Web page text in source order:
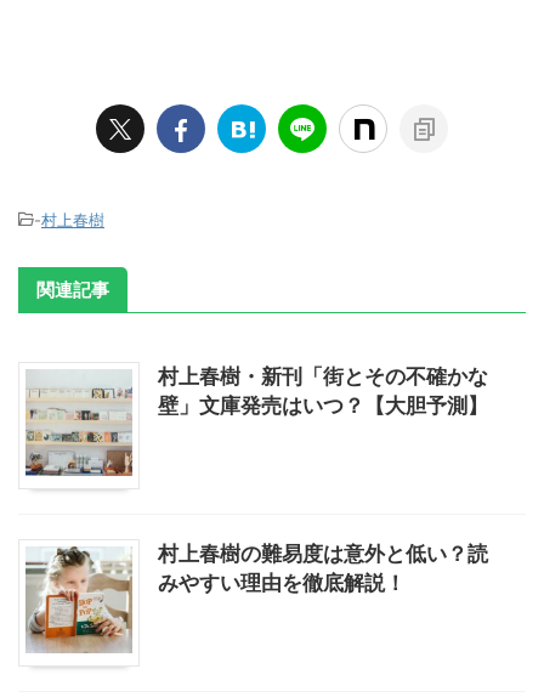
-村上春樹
関連記事
村上春樹・新刊「街とその不確かな
壁」文庫発売はいつ？【大胆予測】
村上春樹の難易度は意外と低い？読
みやすい理由を徹底解説！